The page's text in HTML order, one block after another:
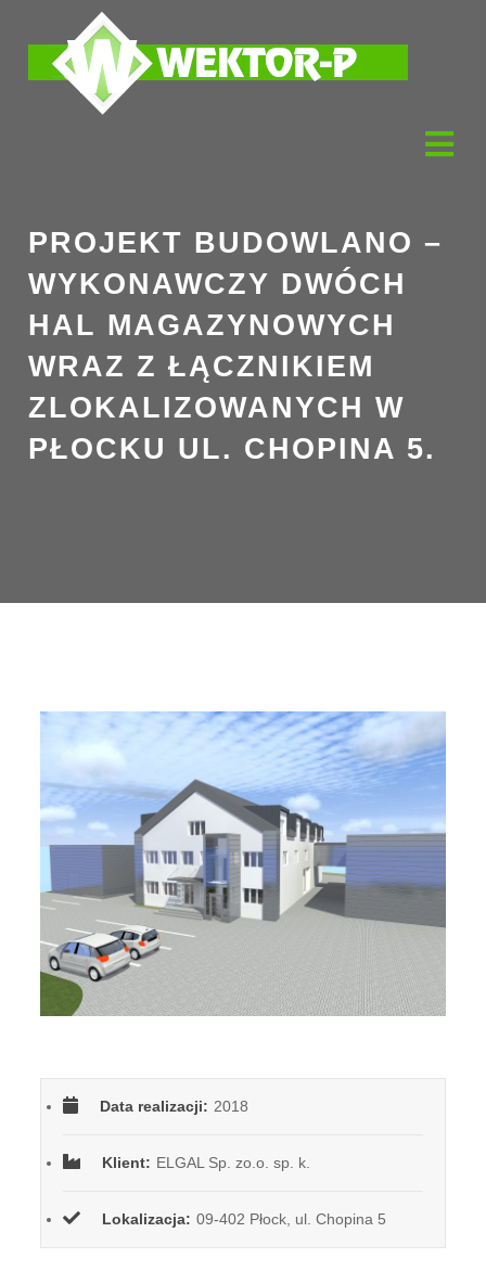
PROJEKT BUDOWLANO –
WYKONAWCZY DWÓCH
HAL MAGAZYNOWYCH
WRAZ Z ŁĄCZNIKIEM
ZLOKALIZOWANYCH W
PŁOCKU UL. CHOPINA 5.
Data realizacji: 2018
Klient: ELGAL Sp. zo.o. sp. k.
Lokalizacja: 09-402 Płock, ul. Chopina 5